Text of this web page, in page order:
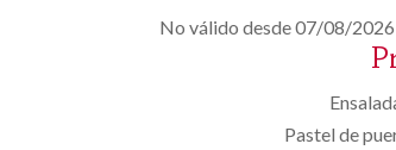
No válido desde 07/08/2026
Pastel de